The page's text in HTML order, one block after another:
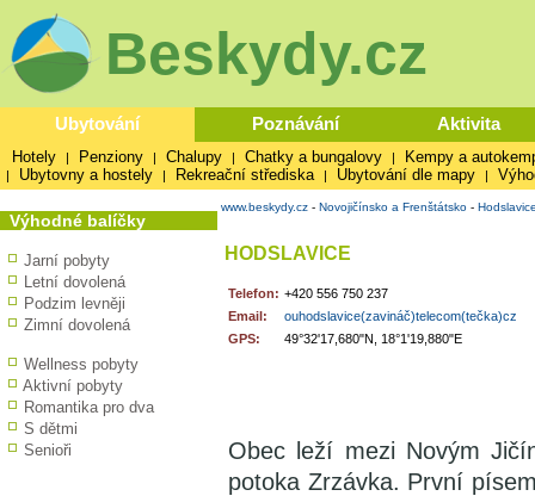
Beskydy.cz
Ubytování Poznávání Aktivita
Hotely | Penziony | Chalupy | Chatky a bungalovy | Kempy a
| Ubytovny a hostely | Rekreační střediska | Ubytování dle mapy |
Výhodné balíčky
Jarní pobyty
Letní dovolená
Podzim levněji
Zimní dovolená
Wellness pobyty
Aktivní pobyty
Romantika pro dva
S dětmi
Senioři
www.beskydy.cz - Novojičínsko a Frenštátsko -
HODSLAVICE
Telefon: +420 556 750 237
Email:
ouhodslavice(zavináč)telecom(tečka)cz
GPS:
49°32'17,680"N, 18°1'19,880"E
Obec leží mezi Novým
potoka Zrzávka. První